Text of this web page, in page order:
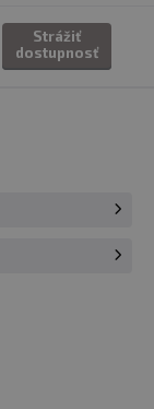
Strážiť
dostupnosť